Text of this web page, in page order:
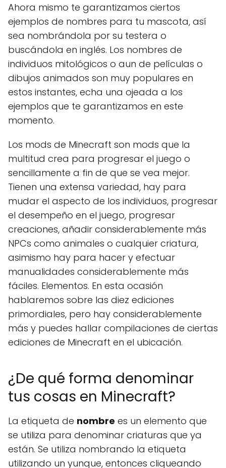
Ahora mismo te garantizamos ciertos
ejemplos de nombres para tu mascota, así
sea nombrándola por su testera o
buscándola en inglés. Los nombres de
individuos mitológicos o aun de películas o
dibujos animados son muy populares en
estos instantes, echa una ojeada a los
ejemplos que te garantizamos en este
momento.
Los mods de Minecraft son mods que la
multitud crea para progresar el juego o
sencillamente a fin de que se vea mejor.
Tienen una extensa variedad, hay para
mudar el aspecto de los individuos, progresar
el desempeño en el juego, progresar
creaciones, añadir considerablemente más
NPCs como animales o cualquier criatura,
asimismo hay para hacer y efectuar
manualidades considerablemente más
fáciles. Elementos. En esta ocasión
hablaremos sobre las diez ediciones
primordiales, pero hay considerablemente
más y puedes hallar compilaciones de ciertas
ediciones de Minecraft en el ubicación.
¿De qué forma denominar
tus cosas en Minecraft?
La etiqueta de nombre es un elemento que
se utiliza para denominar criaturas que ya
están. Se utiliza nombrando la etiqueta
utilizando un yunque, entonces cliqueando